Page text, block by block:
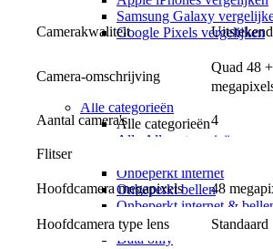
Samsung Galaxy
Google Pixels vergelijken
Alle sim only
Alle categorieën
Alle categorieën
Alle Alle categorieën
Onbeperkt internet
Onbeperkt bellen
Onbeperkt internet &
Maandelijks opzegbaar
Data only
Camerakwaliteit Uitstekend
Camera-omschrijving
Quad 48
Aantal camera's 4
Flitser
Hoofdcamera megapixels 48
Hoofdcamera type lens Standaard